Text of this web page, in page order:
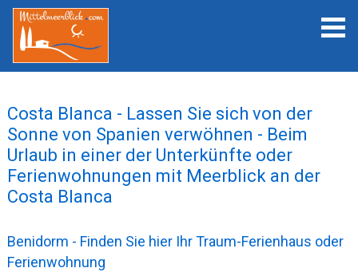
Costa Blanca - Lassen Sie sich von der
Sonne von Spanien verwöhnen - Beim
Urlaub in einer der Unterkünfte oder
Ferienwohnungen mit Meerblick an der
Costa Blanca
Benidorm - Finden Sie hier Ihr Traum-Ferienhaus oder
Ferienwohnung